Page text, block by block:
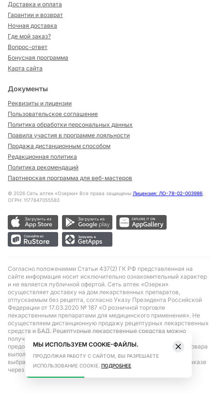
Доставка и оплата
Гарантии и возврат
Ночная доставка
Где мой заказ?
Вопрос-ответ
Бонусная программа
Карта сайта
Документы
Реквизиты и лицензии
Пользовательское соглашение
Политика обработки персональных данных
Правила участия в программе лояльности
Продажа дистанционным способом
Редакционная политика
Политика рекомендаций
Партнерская программа для веб-мастеров
© 2026 Сеть аптек «Озерки» Все права защищены Лицензия: ЛО-78-02-003986,
ОГРН: 1177847055583
Согласно положениями Статьи 437(2) ГК РФ представленная на
сайте информация носит исключительно ознакомительный характер
и не является публичной офертой. Сеть аптек «Озерки»
осуществляет доставку на дом лекарственных препаратов,
отпускаемым без рецепта, согласно Указу Президента Российской
Федерации от 17.03.2020 № 187 «О розничной торговле
лекарственными препаратами для медицинского применения». Не
осуществляем дистанционную продажу рецептурных лекарственных
средств и БАД. Рецептурные лекарственные средства можно
получить только при помощи самовывоза в аптеке при
предоставлении рецепта, выписанного врачом. Бронирование товара
выполняется при условиях последующего выкупа заказа в
выбранном аптечном пункте. Цена действительна только при заказе
через сайт.
МЫ ИСПОЛЬЗУЕМ COOKIE-ФАЙЛЫ.
ПРОДОЛЖАЯ РАБОТУ С САЙТОМ, ВЫ РАЗРЕШАЕТЕ
ИСПОЛЬЗОВАНИЕ COOKIE. ПОДРОБНЕЕ